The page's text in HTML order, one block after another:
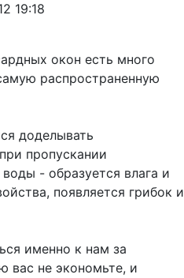
19:18
окон есть много
распространенную
доделывать
пропускании
- образуется влага и
появляется грибок и
именно к нам за
вас не экономьте, и